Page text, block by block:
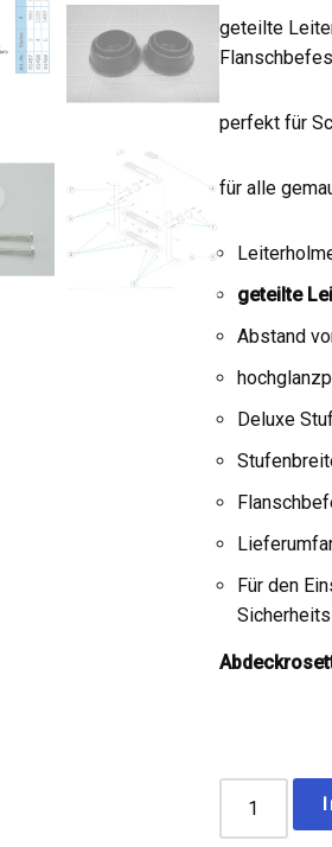
geteilte
perfekt für
für alle
geteilte
Abstand
Deluxe
Für den